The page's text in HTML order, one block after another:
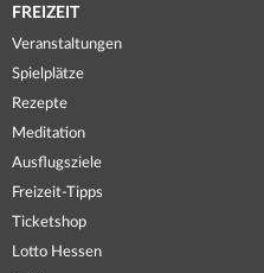
FREIZEIT
Veranstaltungen
Spielplätze
Rezepte
Meditation
Ausflugsziele
Freizeit-Tipps
Ticketshop
Lotto Hessen